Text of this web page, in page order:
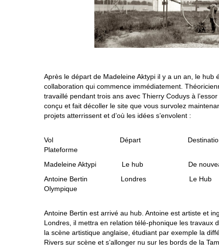
Après le départ de Madeleine Aktypi il y a un an, le hub
collaboration qui commence immédiatement.
travaillé pendant trois ans avec Thierry Coduys à
conçu et fait décoller le site que vous survolez
projets atterrissent et d’où les idées s’envolent :
Vol Départ
Plateforme
Madeleine Aktypi Le hub De
Antoine Bertin
Olympique
Antoine Bertin est arrivé au hub. Antoine est artiste et
Londres, il mettra en relation télé-phonique les travaux
la scène artistique anglaise, étudiant par exemple la
Rivers sur scène et s’allonger nu sur les bords de la